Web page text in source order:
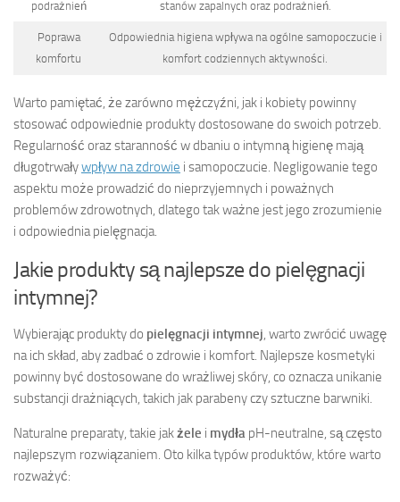
podrażnień
stanów zapalnych oraz podrażnień.
Poprawa
komfortu
Odpowiednia higiena wpływa na ogólne samopoczucie i
komfort codziennych aktywności.
Warto pamiętać, że zarówno mężczyźni, jak i kobiety powinny
stosować odpowiednie produkty dostosowane do swoich potrzeb.
Regularność oraz staranność w dbaniu o intymną higienę mają
długotrwaływpływ na zdrowie i samopoczucie. Negligowanie tego
aspektu może prowadzić do nieprzyjemnych i poważnych
problemów zdrowotnych, dlatego tak ważne jest jego zrozumienie
i odpowiednia pielęgnacja.
Jakie produkty są najlepsze do pielęgnacji
intymnej?
Wybierając produkty do pielęgnacji intymnej, warto zwrócić uwagę
na ich skład, aby zadbać o zdrowie i komfort. Najlepsze kosmetyki
powinny być dostosowane do wrażliwej skóry, co oznacza unikanie
substancji drażniących, takich jak parabeny czy sztuczne barwniki.
Naturalne preparaty, takie jakżele i mydła pH-neutralne, są często
najlepszym rozwiązaniem. Oto kilka typów produktów, które warto
rozważyć: